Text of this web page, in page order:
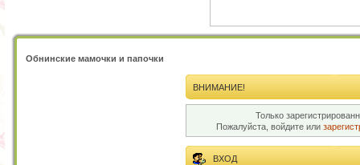
Обнинские мамочки и папочки
ВНИМАНИЕ!
Только
Пожалуйста, войдите или
ВХОД